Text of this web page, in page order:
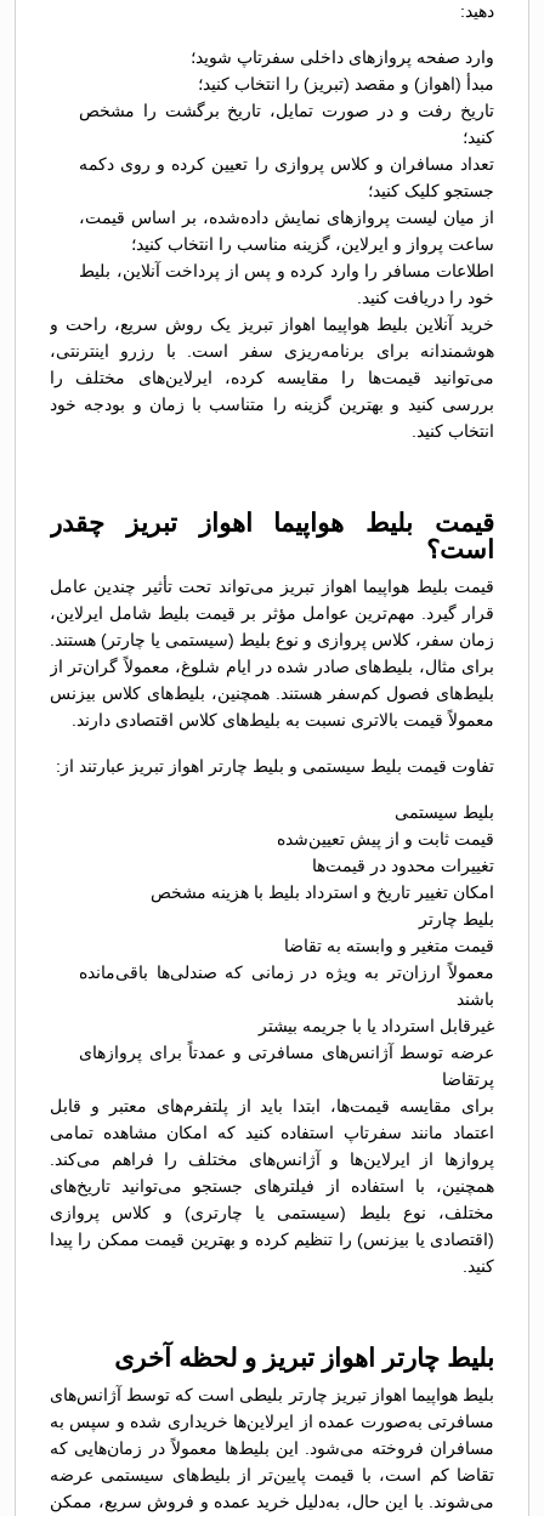
دهید:
وارد صفحه پروازهای داخلی سفرتاپ شوید؛
مبدأ (اهواز) و مقصد (تبریز) را انتخاب کنید؛
تاریخ رفت و در صورت تمایل، تاریخ برگشت را مشخص
کنید؛
تعداد مسافران و کلاس پروازی را تعیین کرده و روی دکمه
جستجو کلیک کنید؛
از میان لیست پروازهای نمایش داده‌شده، بر اساس قیمت،
ساعت پرواز و ایرلاین، گزینه مناسب را انتخاب کنید؛
اطلاعات مسافر را وارد کرده و پس از پرداخت آنلاین، بلیط
خود را دریافت کنید.
خرید آنلاین بلیط هواپیما اهواز تبریز یک روش سریع، راحت و
هوشمندانه برای برنامه‌ریزی سفر است. با رزرو اینترنتی،
می‌توانید قیمت‌ها را مقایسه کرده، ایرلاین‌های مختلف را
بررسی کنید و بهترین گزینه را متناسب با زمان و بودجه خود
انتخاب کنید.
قیمت بلیط هواپیما اهواز تبریز چقدر
است؟
قیمت بلیط هواپیما اهواز تبریز می‌تواند تحت تأثیر چندین عامل
قرار گیرد. مهم‌ترین عوامل مؤثر بر قیمت بلیط شامل ایرلاین،
زمان سفر، کلاس پروازی و نوع بلیط (سیستمی یا چارتر) هستند.
برای مثال، بلیط‌های صادر شده در ایام شلوغ، معمولاً گران‌تر از
بلیط‌های فصول کم‌سفر هستند. همچنین، بلیط‌های کلاس بیزنس
معمولاً قیمت بالاتری نسبت به بلیط‌های کلاس اقتصادی دارند.
تفاوت قیمت بلیط سیستمی و بلیط چارتر اهواز تبریز عبارتند از:
بلیط سیستمی
قیمت ثابت و از پیش تعیین‌شده
تغییرات محدود در قیمت‌ها
امکان تغییر تاریخ و استرداد بلیط با هزینه مشخص
بلیط چارتر
قیمت متغیر و وابسته به تقاضا
معمولاً ارزان‌تر به ویژه در زمانی که صندلی‌ها باقی‌مانده
باشند
غیرقابل استرداد یا با جریمه بیشتر
عرضه توسط آژانس‌های مسافرتی و عمدتاً برای پروازهای
پرتقاضا
برای مقایسه قیمت‌ها، ابتدا باید از پلتفرم‌های معتبر و قابل
اعتماد مانند سفرتاپ استفاده کنید که امکان مشاهده تمامی
پروازها از ایرلاین‌ها و آژانس‌های مختلف را فراهم می‌کند.
همچنین، با استفاده از فیلترهای جستجو می‌توانید تاریخ‌های
مختلف، نوع بلیط (سیستمی یا چارتری) و کلاس پروازی
(اقتصادی یا بیزنس) را تنظیم کرده و بهترین قیمت ممکن را پیدا
کنید.
بلیط چارتر اهواز تبریز و لحظه آخری
بلیط هواپیما اهواز تبریز چارتر بلیطی است که توسط آژانس‌های
مسافرتی به‌صورت عمده از ایرلاین‌ها خریداری شده و سپس به
مسافران فروخته می‌شود. این بلیط‌ها معمولاً در زمان‌هایی که
تقاضا کم است، با قیمت پایین‌تر از بلیط‌های سیستمی عرضه
می‌شوند. با این حال، به‌دلیل خرید عمده و فروش سریع، ممکن